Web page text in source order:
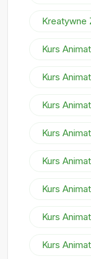
Kreatywne
Kurs
Kurs
Kurs
Kurs
Kurs
Kurs
Kurs
Kurs